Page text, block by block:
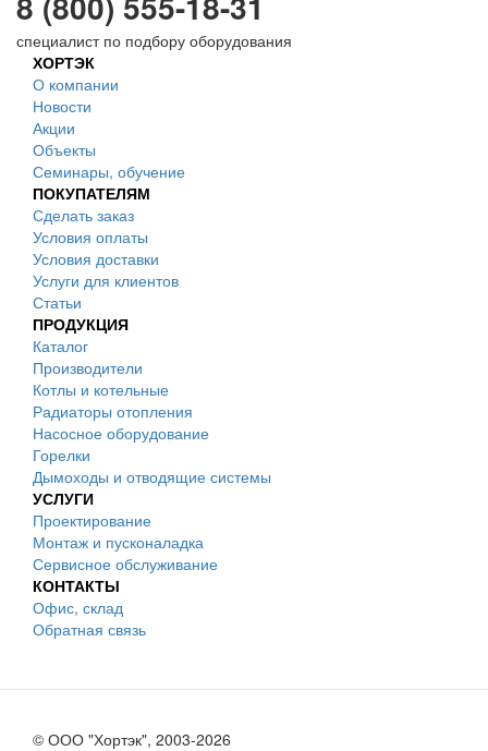
специалист по подбору оборудования
ХОРТЭК
О компании
Новости
Акции
Объекты
Семинары, обучение
ПОКУПАТЕЛЯМ
Сделать заказ
Условия оплаты
Условия доставки
Услуги для клиентов
Статьи
ПРОДУКЦИЯ
Каталог
Производители
Котлы и котельные
Радиаторы отопления
Насосное оборудование
Горелки
Дымоходы и отводящие системы
УСЛУГИ
Проектирование
Монтаж и пусконаладка
Сервисное обслуживание
КОНТАКТЫ
Офис, склад
Обратная связь
© ООО "Хортэк", 2003-2026